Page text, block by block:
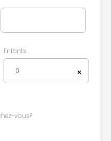
Enfants
×
0
vous?